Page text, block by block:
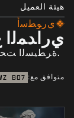
هيئة العميل
ﻱﺭﻮﻄﺳﺃ
.ﺓﺮﻄﻴﺴﻟﺍ
متوافق مع: BO7